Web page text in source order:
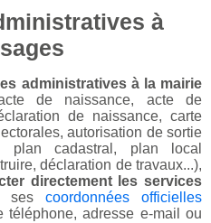
à
administratives à la mairie
de naissance, acte de
de naissance, carte
autorisation de sortie
plan cadastral, plan local
déclaration de travaux...),
directement les services
ses coordonnées officielles
téléphone, adresse e-mail ou